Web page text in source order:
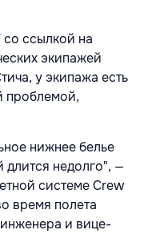
со ссылкой на
экипажей
у экипажа есть
проблемой,
нижнее белье
длится недолго", —
системе Crew
время полета
и вице-